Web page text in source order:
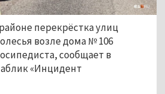
перекрёстка улиц
возле дома № 106
сообщает в
«Инцидент